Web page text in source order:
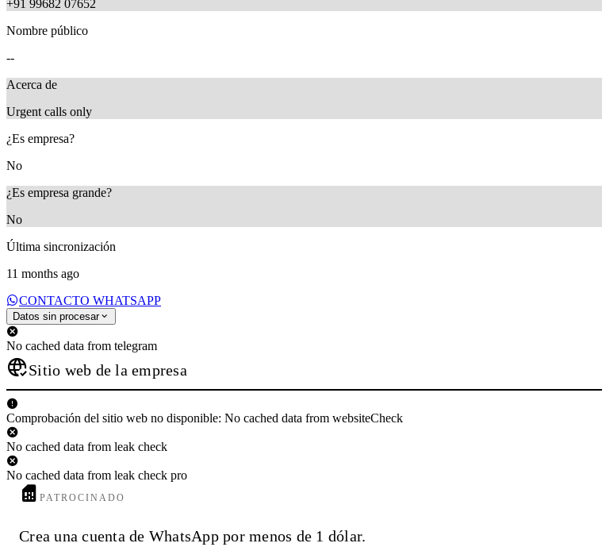
+91 99682 07652
Nombre público
--
Acerca de
Urgent calls only
¿Es empresa?
No
¿Es empresa grande?
No
Última sincronización
11 months ago
CONTACTO WHATSAPP
Datos sin procesar
No cached data from telegram
Sitio web de la empresa
Comprobación del sitio web no disponible: No cached data from websiteCheck
No cached data from leak check
No cached data from leak check pro
PATROCINADO
Crea una cuenta de WhatsApp por menos de 1 dólar.